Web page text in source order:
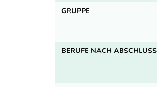
GRUPPE
BERUFE NACH ABSCHLUSS